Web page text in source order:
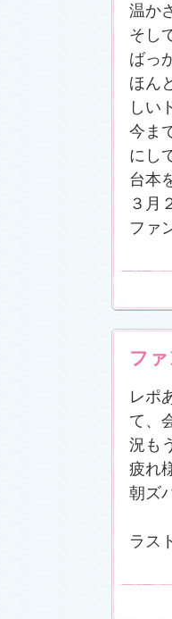
温か
そし
ばっ
ほん
しい
今ま
にし
台本
３月
ファ
フ
レポ
て、
況も
疲れ
朝ズ
ラス